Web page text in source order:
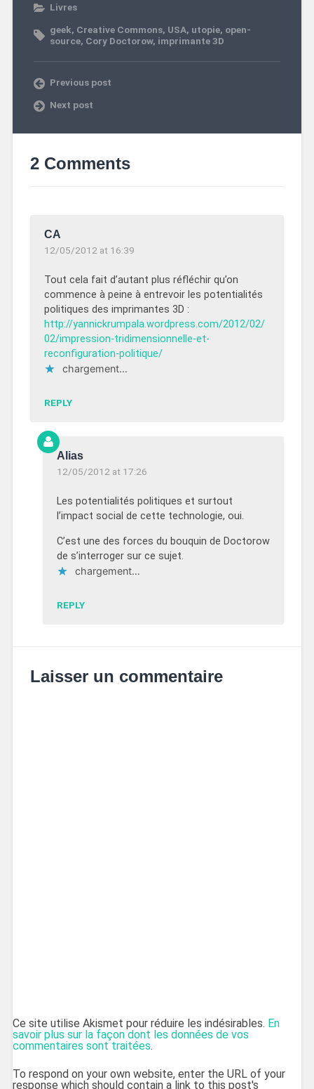
Livres
geek, Creative Commons, USA, utopie, open-
source, Cory Doctorow, imprimante 3D
Previous post
Next post
2 Comments
CA
12/05/2012 at 16:39
Tout cela fait d’autant plus réfléchir qu’on
commence à peine à entrevoir les potentialités
politiques des imprimantes 3D :
http://yannickrumpala.wordpress.com/2012/02/
02/impression-tridimensionnelle-et-
reconfiguration-politique/
chargement…
REPLY
Alias
12/05/2012 at 17:26
Les potentialités politiques et surtout
l’impact social de cette technologie, oui.
C’est une des forces du bouquin de Doctorow
de s’interroger sur ce sujet.
chargement…
REPLY
Laisser un commentaire
Ce site utilise Akismet pour réduire les indésirables. En
savoir plus sur la façon dont les données de vos
commentaires sont traitées.
To respond on your own website, enter the URL of your
response which should contain a link to this post's